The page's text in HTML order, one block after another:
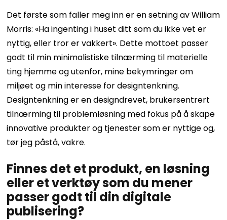
Det første som faller meg inn er en setning av William
Morris: «Ha ingenting i huset ditt som du ikke vet er
nyttig, eller tror er vakkert». Dette mottoet passer
godt til min minimalistiske tilnærming til materielle
ting hjemme og utenfor, mine bekymringer om
miljøet og min interesse for designtenkning.
Designtenkning er en designdrevet, brukersentrert
tilnærming til problemløsning med fokus på å skape
innovative produkter og tjenester som er nyttige og,
tør jeg påstå, vakre.
Finnes det et produkt, en løsning
eller et verktøy som du mener
passer godt til din digitale
publisering?